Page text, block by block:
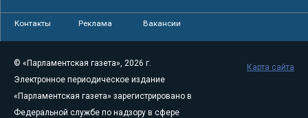
Контакты Реклама Вакансии
© «Парламентская газета», 2026 г.
Электронное периодическое издание
«Парламентская газета» зарегистрировано в
Федеральной службе по надзору в сфере
Карта сайта